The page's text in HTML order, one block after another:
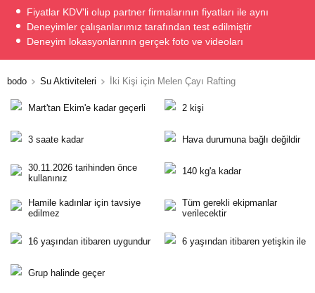
Fiyatlar KDV'li olup partner firmalarının fiyatları ile aynı
Deneyimler çalışanlarımız tarafından test edilmiştir
Deneyim lokasyonlarının gerçek foto ve videoları
bodo Su Aktiviteleri İki Kişi için Melen Çayı Rafting
Mart'tan Ekim'e kadar geçerli 2 kişi
3 saate kadar Hava durumuna bağlı değildir
30.11.2026 tarihinden önce
kullanınız
140 kg'a kadar
Hamile kadınlar için tavsiye
edilmez
Tüm gerekli ekipmanlar
verilecektir
16 yaşından itibaren uygundur 6 yaşından itibaren yetişkin ile
Grup halinde geçer